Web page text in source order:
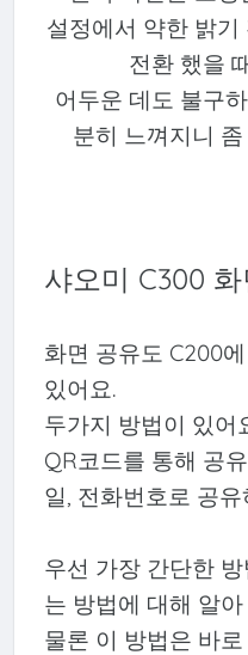
설정에서 약한 밝
전환 했을
어두운 데도 불구
분히 느껴지니
샤오미 C300
화면 공유도 C200
있어요.
두가지 방법이 있어
QR코드를 통해 공
일, 전화번호로 공
우선 가장 간단한
는 방법에 대해 알아
물론 이 방법은 바